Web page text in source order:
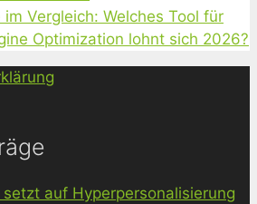
Vergleich: Welches Tool für
Optimization lohnt sich 2026?
auf Hyperpersonalisierung